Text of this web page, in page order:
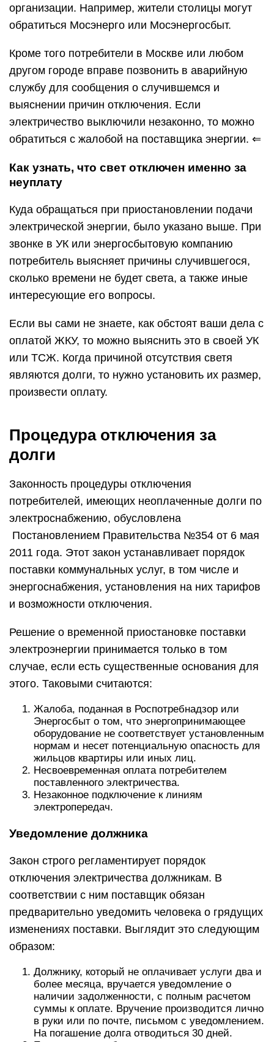
организации. Например, жители столицы могут
обратиться Мосэнерго или Мосэнергосбыт.
Кроме того потребители в Москве или любом
другом городе вправе позвонить в аварийную
службу для сообщения о случившемся и
выяснении причин отключения. Если
электричество выключили незаконно, то можно
обратиться с жалобой на поставщика энергии. ⇐
Как узнать, что свет отключен именно за
неуплату
Куда обращаться при приостановлении подачи
электрической энергии, было указано выше. При
звонке в УК или энергосбытовую компанию
потребитель выясняет причины случившегося,
сколько времени не будет света, а также иные
интересующие его вопросы.
Если вы сами не знаете, как обстоят ваши дела с
оплатой ЖКУ, то можно выяснить это в своей УК
или ТСЖ. Когда причиной отсутствия светя
являются долги, то нужно установить их размер,
произвести оплату.
Процедура отключения за
долги
Законность процедуры отключения
потребителей, имеющих неоплаченные долги по
электроснабжению, обусловлена
Постановлением Правительства №354 от 6 мая
2011 года. Этот закон устанавливает порядок
поставки коммунальных услуг, в том числе и
энергоснабжения, установления на них тарифов
и возможности отключения.
Решение о временной приостановке поставки
электроэнергии принимается только в том
случае, если есть существенные основания для
этого. Таковыми считаются:
Жалоба, поданная в Роспотребнадзор или
Энергосбыт о том, что энергопринимающее
оборудование не соответствует установленным
нормам и несет потенциальную опасность для
жильцов квартиры или иных лиц.
Несвоевременная оплата потребителем
поставленного электричества.
Незаконное подключение к линиям
электропередач.
Уведомление должника
Закон строго регламентирует порядок
отключения электричества должникам. В
соответствии с ним поставщик обязан
предварительно уведомить человека о грядущих
изменениях поставки. Выглядит это следующим
образом:
Должнику, который не оплачивает услуги два и
более месяца, вручается уведомление о
наличии задолженности, с полным расчетом
суммы к оплате. Вручение производится лично
в руки или по почте, письмом с уведомлением.
На погашение долга отводиться 30 дней.